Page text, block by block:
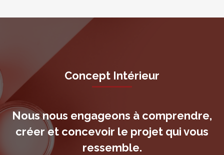
Concept Intérieur
Nous nous engageons à comprendre,
créer et concevoir le projet qui vous
ressemble.